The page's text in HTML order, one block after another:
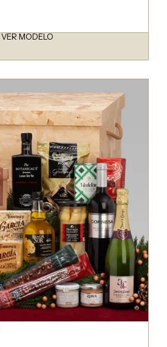
VER MODELO